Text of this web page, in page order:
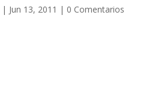
| Jun 13, 2011 | 0 Comentarios